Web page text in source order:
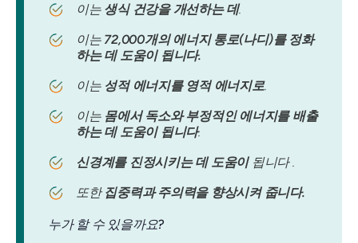
이는 생식 건강을 개선하는 데.
이는 72,000개의 에너지 통로(나디)를 정화
하는 데 도움이 됩니다.
이는 성적 에너지를 영적 에너지로.
이는 몸에서 독소와 부정적인 에너지를 배출
하는 데 도움이 됩니다.
신경계를 진정시키는 데 도움이됩니다 .
또한집중력과 주의력을 향상시켜 줍니다.
누가 할 수 있을까요?